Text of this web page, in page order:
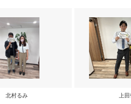
北村るみ 上